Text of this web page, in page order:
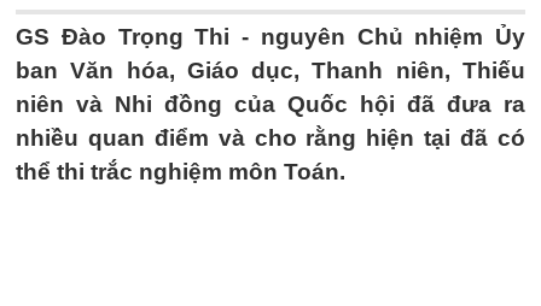
GS Đào Trọng Thi - nguyên Chủ nhiệm Ủy
ban Văn hóa, Giáo dục, Thanh niên, Thiếu
niên và Nhi đồng của Quốc hội đã đưa ra
nhiều quan điểm và cho rằng hiện tại đã có
thể thi trắc nghiệm môn Toán.